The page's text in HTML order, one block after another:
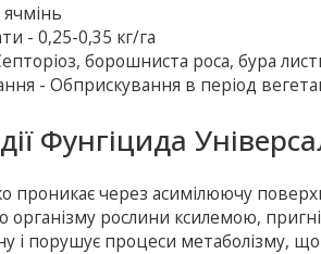
- 0,25-0,35 кг/га
борошниста роса, бура
- Обприскування в період
Фунгіцида
проникає через асимілюючу
рослини ксилемою,
і порушує процеси метаболізму,